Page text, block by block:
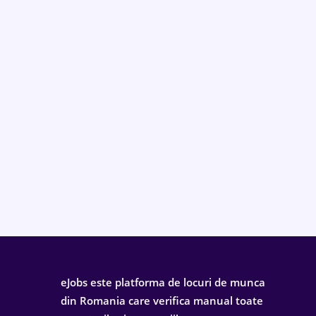
eJobs este platforma de locuri de munca
din Romania care verifica manual toate